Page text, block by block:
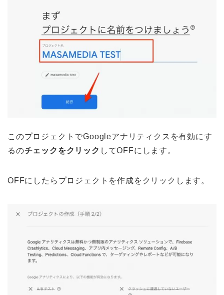
このプロジェクトでGoogleアナリティクスを有効にす
るのチェックをクリック してOFFにします。
OFFにしたらプロジェクトを作成をクリックします。